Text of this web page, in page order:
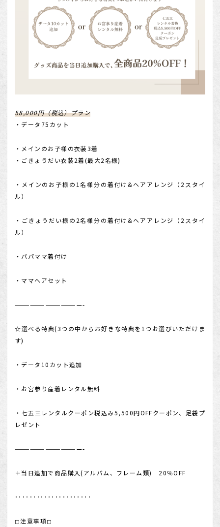
58,000円（税込）プラン
・データ75カット
・メインのお子様の衣装3着
・ごきょうだい衣装2着(最大2名様)
・メインのお子様の1名様分の着付け&ヘアアレンジ（2スタイ
ル）
・ごきょうだい様の2名様分の着付け&ヘアアレンジ（2スタイ
ル）
・パパママ着付け
・ママヘアセット
—————————————-
☆選べる特典(3つの中からお好きな特典を1つお選びいただけま
す)
・データ10カット追加
・お宮参り産着レンタル無料
・七五三レンタルクーポン税込み5,500円OFFクーポン、足袋プ
レゼント
—————————————-
＋当日追加で商品購入(アルバム、フレーム類) 20％OFF
･････････････････････
◻︎注意事項◻︎